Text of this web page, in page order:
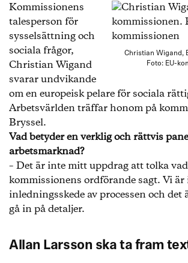
Christian Wigand,
Foto: EU-
Kommissionens
talesperson för
sysselsättning och
sociala frågor,
Christian Wigand
svarar undvikande
om en europeisk pelare för sociala
Arbetsvärlden träffar honom på
Bryssel.
Vad betyder en verklig och rättvis
arbetsmarknad?
– Det är inte mitt uppdrag att tolka vad
kommissionens ordförande sagt. Vi är
inledningsskede av processen och
gå in på detaljer.
Allan Larsson ska ta fram